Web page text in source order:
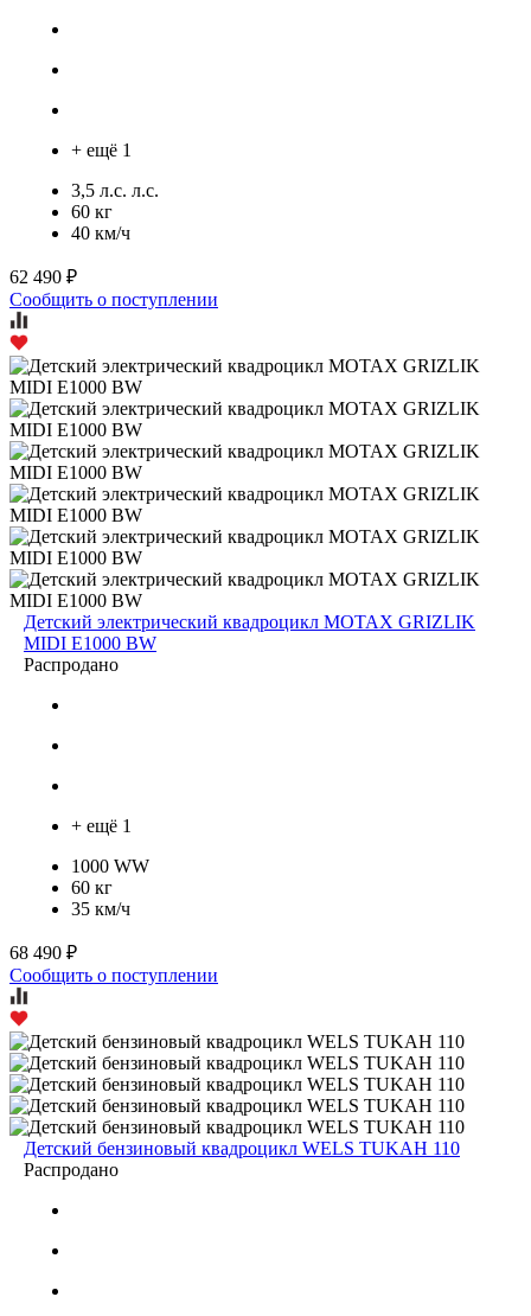
+ ещё 1
3,5 л.с. л.с.
60 кг
40 км/ч
62 490 ₽
Сообщить о поступлении
Детский электрический квадроцикл MOTAX GRIZLIK
MIDI E1000 BW
Распродано
+ ещё 1
1000 WW
60 кг
35 км/ч
68 490 ₽
Сообщить о поступлении
Детский бензиновый квадроцикл WELS TUKAH 110
Распродано